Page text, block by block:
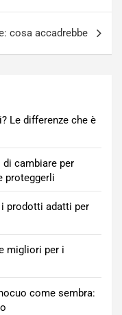
cosa accadrebbe
Le differenze che è
cambiare per
proteggerli
prodotti adatti per
migliori per i
come sembra: